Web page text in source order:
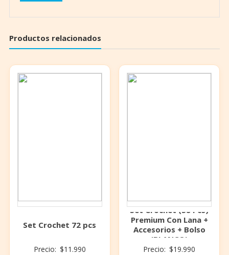
Productos relacionados
Set Crochet 72 pcs
Precio: $11.990
Set Crochet (58 Pcs)
Premium Con Lana +
Accesorios + Bolso
(BLANCO)
Precio: $19.990